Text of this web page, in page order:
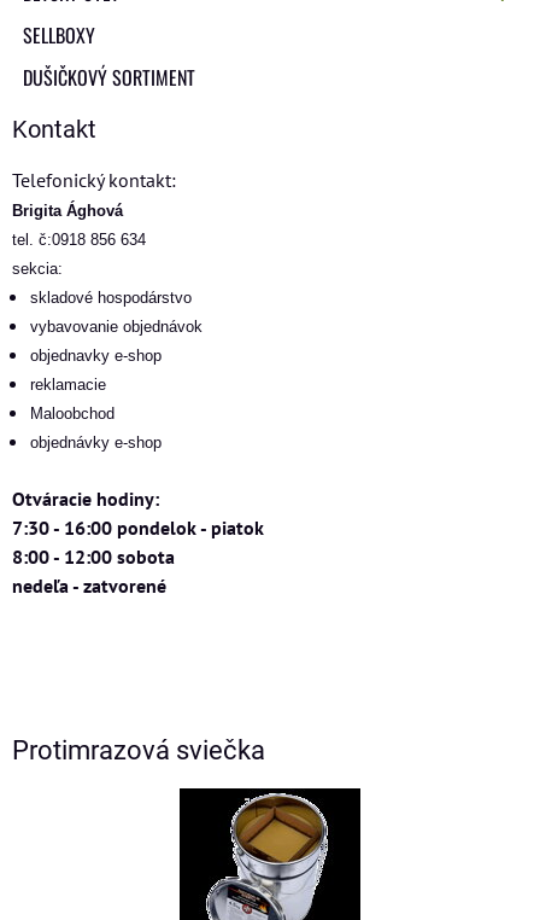
SELLBOXY
DUŠIČKOVÝ SORTIMENT
Kontakt
Telefonický kontakt:
Brigita Ághová
tel. č:0918 856 634
sekcia:
skladové hospodárstvo
vybavovanie objednávok
objednavky e-shop
reklamacie
Maloobchod
objednávky e-shop
Otváracie hodiny:
7:30 - 16:00 pondelok - piatok
8:00 - 12:00 sobota
nedeľa - zatvorené
Protimrazová sviečka